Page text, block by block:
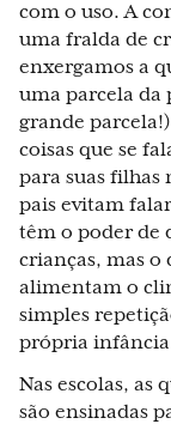
com o uso. A
uma fralda de
enxergamos a
uma parcela da
grande
coisas que se
para suas filhas
pais evitam
têm o poder de
crianças, mas o
alimentam o
simples
própria
Nas escolas, as
são ensinadas